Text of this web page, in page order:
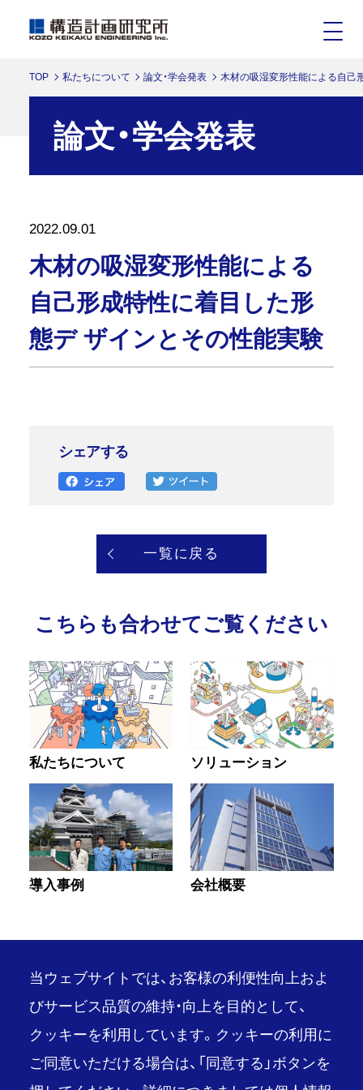
TOP 私たちについて 論文・学会発表 木材の吸湿変形性能による自己
論文・学会発表
2022.09.01
木材の吸湿変形性能による
自己形成特性に着目した形
態デ ザインとその性能実験
シェアする
一覧に戻る
こちらも合わせてご覧ください
私たちについて ソリューション
導入事例 会社概要
推奨環境 ご利用条件
当ウェブサイトでは、お客様の利便性向上およ
びサービス品質の維持・向上を目的として、
クッキーを利用しています。クッキーの利用に
ご同意いただける場合は、「同意する」ボタンを